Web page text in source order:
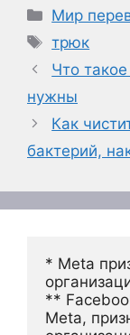
Рубрики
Мир
Метки
трюк
Что
нужны
Как
бактерий,
* Meta
**
Meta,